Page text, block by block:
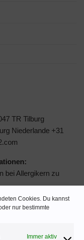
Cookies. Du kannst
nur bestimmte
Immer aktiv
TR Tilburg
Niederlande +31
bei Allergikern zu